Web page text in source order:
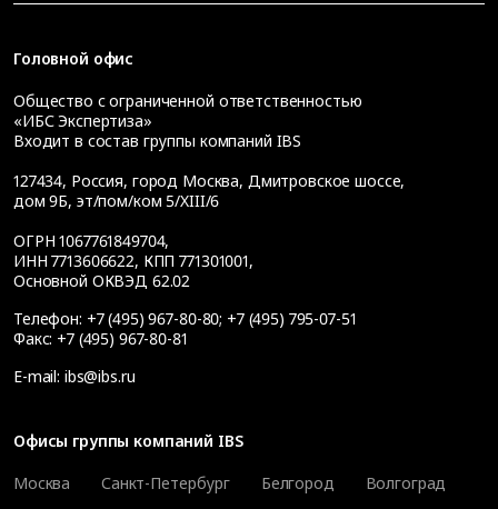
Головной офис
Общество с ограниченной ответственностью
«ИБС Экспертиза»
Входит в состав группы компаний IBS
127434, Россия, город Москва, Дмитровское шоссе,
дом 9Б, эт/пом/ком 5/XIII/6
ОГРН 1067761849704,
ИНН 7713606622, КПП 771301001,
Основной ОКВЭД 62.02
Телефон: +7 (495) 967-80-80; +7 (495) 795-07-51
Факс: +7 (495) 967-80-81
E-mail: ibs@ibs.ru
Офисы группы компаний IBS
Москва
Санкт-Петербург Белгород
Волгоград